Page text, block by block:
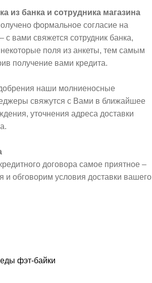
из банка и сотрудника магазина
формальное согласие на
с вами свяжется сотрудник банка,
некоторые поля из анкеты, тем самым
получение вами кредита.
наши молниеносные
свяжутся с Вами в ближайшее
уточнения адреса доставки
договора самое приятное –
обговорим условия доставки вашего
фэт-байки